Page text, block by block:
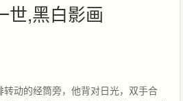
世,黑白影画
转动的经筒旁，他背对日光，双手合